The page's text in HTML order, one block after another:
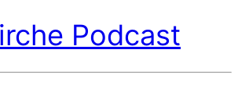
Podcast